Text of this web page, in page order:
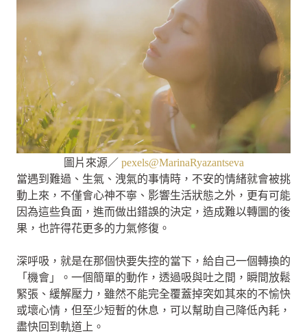
圖片來源／ pexels@MarinaRyazantseva
當遇到難過、生氣、洩氣的事情時，不安的情緒就會被挑
動上來，不僅會心神不寧、影響生活狀態之外，更有可能
因為這些負面，進而做出錯誤的決定，造成難以轉圜的後
果，也許得花更多的力氣修復。
深呼吸，就是在那個快要失控的當下，給自己一個轉換的
「機會」。一個簡單的動作，透過吸與吐之間，瞬間放鬆
緊張、緩解壓力，雖然不能完全覆蓋掉突如其來的不愉快
或壞心情，但至少短暫的休息，可以幫助自己降低內耗，
盡快回到軌道上。